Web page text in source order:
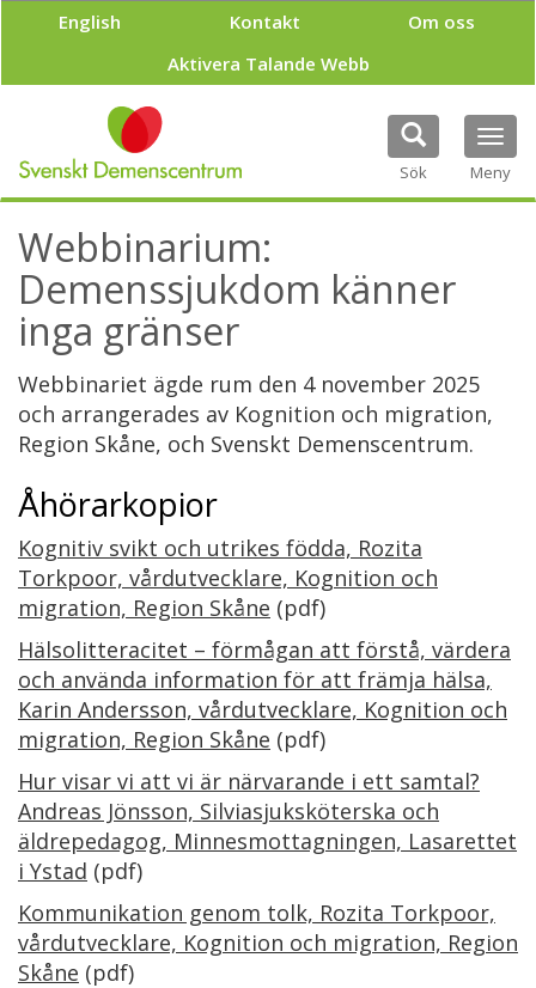
p
l
English Kontakt
Om oss
Aktivera Talande Webb
Sök Meny
Webbinarium:
Demenssjukdom känner
inga gränser
Webbinariet ägde rum den 4 november 2025
och arrangerades av Kognition och migration,
Region Skåne, och Svenskt Demenscentrum.
Åhörarkopior
Kognitiv svikt och utrikes födda, Rozita
Torkpoor, vårdutvecklare, Kognition och
migration, Region Skåne (pdf)
Hälsolitteracitet – förmågan att förstå, värdera
och använda information för att främja hälsa,
Karin Andersson, vårdutvecklare, Kognition och
migration, Region Skåne (pdf)
Hur visar vi att vi är närvarande i ett samtal?
Andreas Jönsson, Silviasjuksköterska och
äldrepedagog, Minnesmottagningen, Lasarettet
i Ystad (pdf)
Kommunikation genom tolk, Rozita Torkpoor,
vårdutvecklare, Kognition och migration, Region
Skåne (pdf)